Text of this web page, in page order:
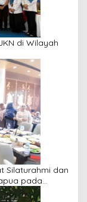
di Wilayah
Silaturahmi dan
pada